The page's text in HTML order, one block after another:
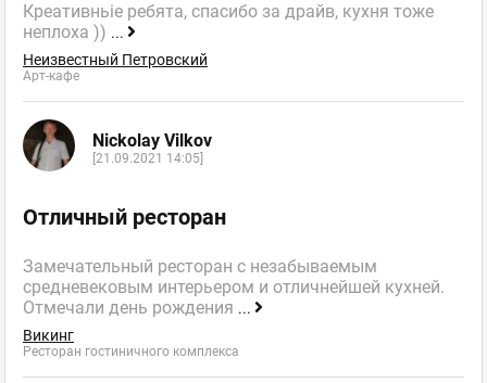
Креативньіе ребята, спасибо за драйв, кухня тоже
неплоха )) ...
Неизвестный Петровский
Арт-кафе
Nickolay Vilkov
[21.09.2021 14:05]
Отличный ресторан
Замечательный ресторан с незабываемым
средневековым интерьером и отличнейшей кухней.
Отмечали день рождения ...
Викинг
Ресторан гостиничного комплекса